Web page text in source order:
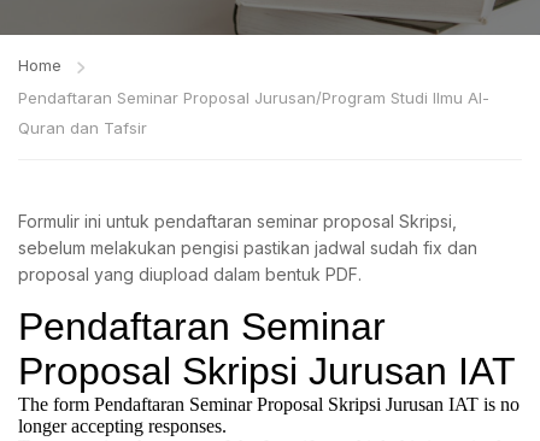
Home
Pendaftaran Seminar Proposal Jurusan/Program Studi Ilmu Al-
Quran dan Tafsir
Formulir ini untuk pendaftaran seminar proposal Skripsi,
sebelum melakukan pengisi pastikan jadwal sudah fix dan
proposal yang diupload dalam bentuk PDF.